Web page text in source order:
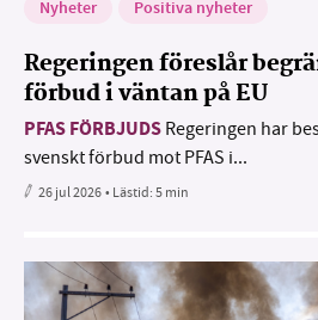
Nyheter Positiva nyheter
Regeringen föreslår
förbud i väntan på EU
PFAS FÖRBJUDS Regeringen har
svenskt förbud mot PFAS i...
26 jul 2026• Lästid:5 min